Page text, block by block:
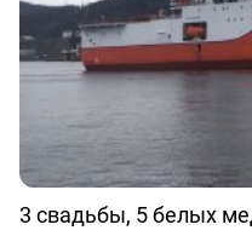
3 свадьбы, 5 белых